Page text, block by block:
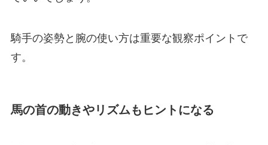
騎手の姿勢と腕の使い方は重要な観察ポイントで
す。
馬の首の動きやリズムもヒントになる